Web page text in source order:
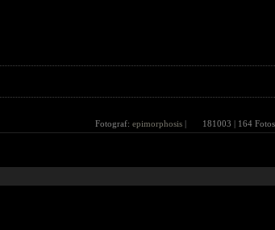
Fotograf: epimorphosis | 181003 | 164 Fotos